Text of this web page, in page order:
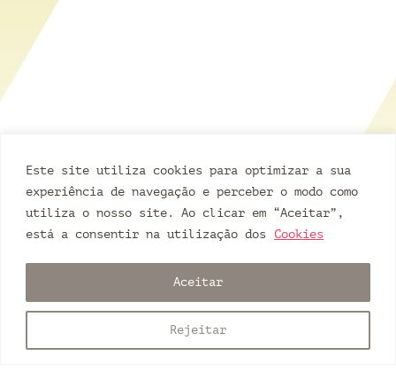
Este site utiliza cookies para optimizar a sua
experiência de navegação e perceber o modo como
utiliza o nosso site. Ao clicar em “Aceitar”,
está a consentir na utilização dos
Cookies
Rejeitar
Aceitar
portfólio